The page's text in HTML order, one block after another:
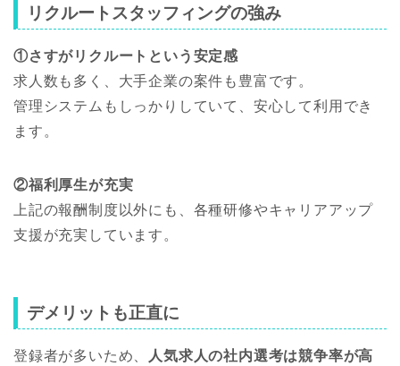
リクルートスタッフィングの強み
①さすがリクルートという安定感
求人数も多く、大手企業の案件も豊富です。
管理システムもしっかりしていて、安心して利用でき
ます。
②福利厚生が充実
上記の報酬制度以外にも、各種研修やキャリアアップ
支援が充実しています。
デメリットも正直に
登録者が多いため、
人気求人の社内選考は競争率が高